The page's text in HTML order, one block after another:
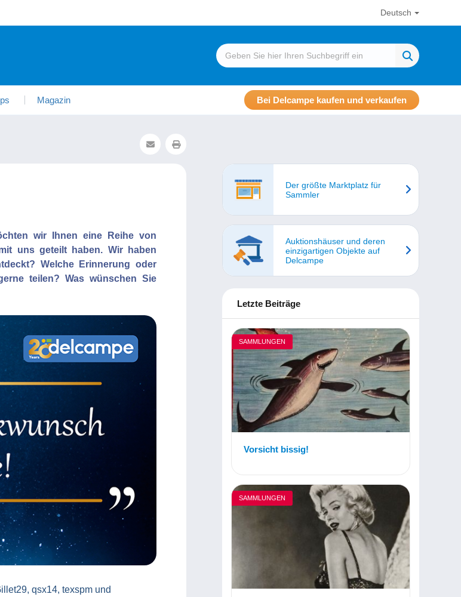
Deutsch
Magazin Bei Delcampe kaufen und verkaufen
wir Ihnen eine Reihe von
uns geteilt haben. Wir haben
Welche Erinnerung oder
teilen? Was wünschen Sie
qsx14, texspm und
Der größte Marktplatz für
Sammler
Auktionshäuser und deren
einzigartigen Objekte auf
Delcampe
Letzte Beiträge
SAMMLUNGEN
Vorsicht bissig!
SAMMLUNGEN